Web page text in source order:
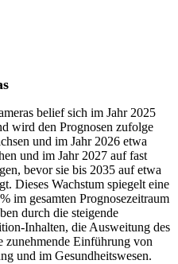
belief sich im Jahr 2025
wird den Prognosen zufolge
und im Jahr 2026 etwa
und im Jahr 2027 auf fast
bevor sie bis 2035 auf etwa
Dieses Wachstum spiegelt eine
im gesamten Prognosezeitraum
durch die steigende
Inhalten, die Ausweitung des
zunehmende Einführung von
und im Gesundheitswesen.